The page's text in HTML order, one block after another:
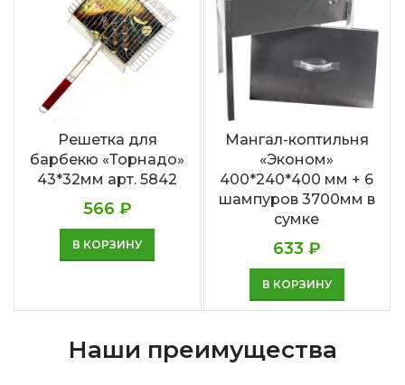
Решетка для
барбекю «Торнадо»
43*32мм арт. 5842
566 ₽
В КОРЗИНУ
Мангал-коптильня
«Эконом»
400*240*400 мм + 6
шампуров 3700мм в
сумке
633 ₽
В КОРЗИНУ
Наши преимущества